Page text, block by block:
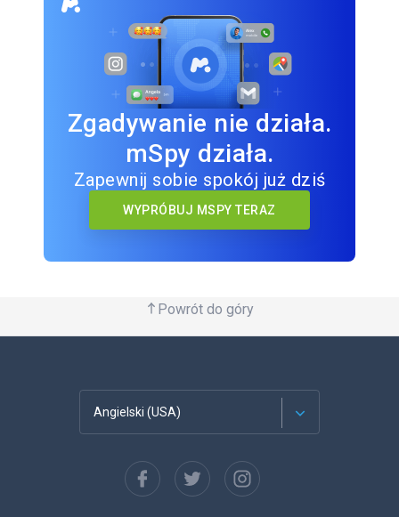
Zgadywanie nie działa.
mSpy działa.
Zapewnij sobie spokój już dziś
WYPRÓBUJ MSPY TERAZ
Powrót do góry
Angielski (USA)
Español